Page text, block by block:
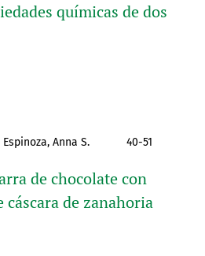
químicas de dos
Anna S.
40-51
de chocolate con
de zanahoria